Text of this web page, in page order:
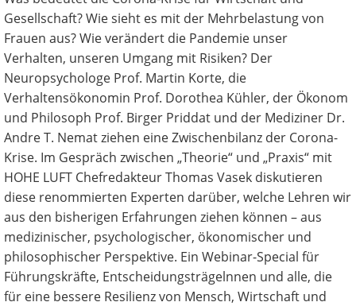
Gesellschaft? Wie sieht es mit der Mehrbelastung von
Frauen aus? Wie verändert die Pandemie unser
Verhalten, unseren Umgang mit Risiken? Der
Neuropsychologe Prof. Martin Korte, die
Verhaltensökonomin Prof. Dorothea Kühler, der Ökonom
und Philosoph Prof. Birger Priddat und der Mediziner Dr.
Andre T. Nemat ziehen eine Zwischenbilanz der Corona-
Krise. Im Gespräch zwischen „Theorie“ und „Praxis“ mit
HOHE LUFT Chefredakteur Thomas Vasek diskutieren
diese renommierten Experten darüber, welche Lehren wir
aus den bisherigen Erfahrungen ziehen können – aus
medizinischer, psychologischer, ökonomischer und
philosophischer Perspektive. Ein Webinar-Special für
Führungskräfte, Entscheidungsträgelnnen und alle, die
für eine bessere Resilienz von Mensch, Wirtschaft und